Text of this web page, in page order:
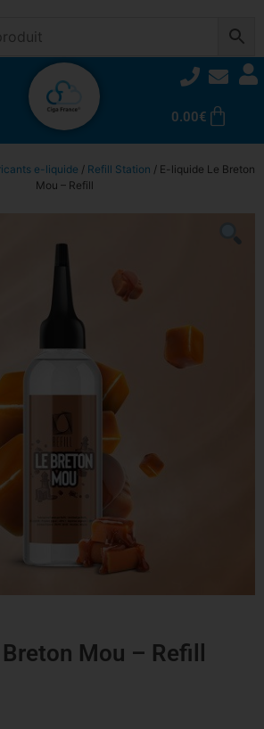
0.00€
e-liquide / Refill Station / E-liquide Le Breton
Mou – Refill
Mou – Refill